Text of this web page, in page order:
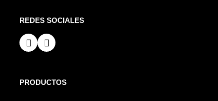
REDES SOCIALES
PRODUCTOS